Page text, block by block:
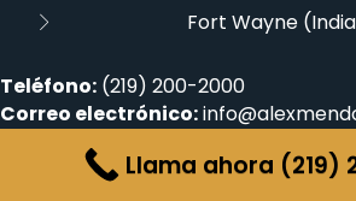
Fort Wayne
Teléfono: (219) 200-2000
Correo electrónico:
Lunes - viernes:9:00am - 5:00pm
Sábado - Domingo: Cerrado
Llama ahora (219)